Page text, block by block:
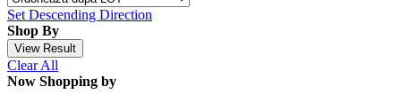
Set Descending Direction
Shop By
View Result
Clear All
Now Shopping by